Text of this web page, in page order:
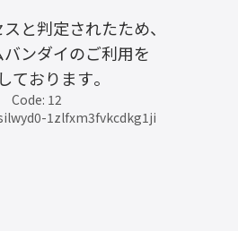
と判定されたため、
ンダイのご利用を
ております。
Code: 12
1zlfxm3fvkcdkg1ji